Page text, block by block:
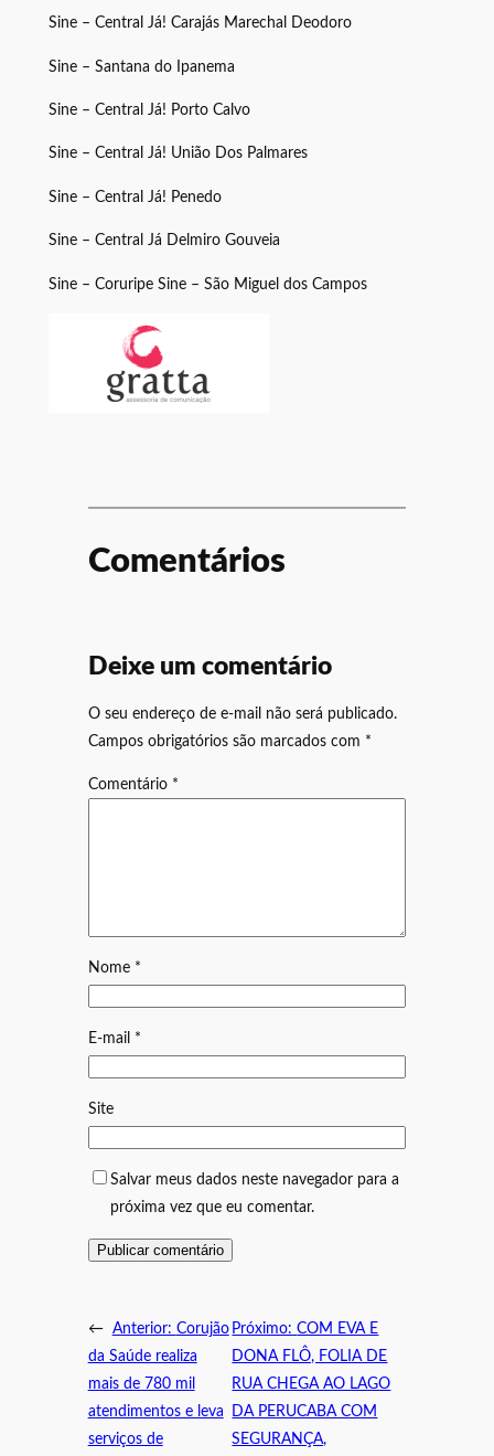
Sine – Central Já! Carajás Marechal Deodoro
Sine – Santana do Ipanema
Sine – Central Já! Porto Calvo
Sine – Central Já! União Dos Palmares
Sine – Central Já! Penedo
Sine – Central Já Delmiro Gouveia
Sine – Coruripe Sine – São Miguel dos Campos
Comentários
Deixe um comentário
O seu endereço de e-mail não será publicado.
Campos obrigatórios são marcados com *
Comentário *
Nome *
E-mail *
Site
Salvar meus dados neste navegador para a
próxima vez que eu comentar.
← Anterior: Corujão
da Saúde realiza
mais de 780 mil
atendimentos e leva
serviços de
Próximo:COM EVA E
DONA FLÔ, FOLIA DE
RUA CHEGA AO LAGO
DA PERUCABA COM
SEGURANÇA,